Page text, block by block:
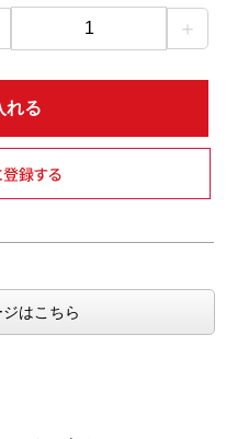
1 ＋
れる
はこちら